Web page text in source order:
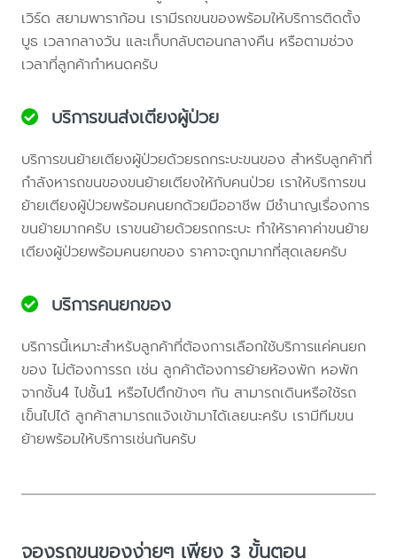
เวิร์ด สยามพาราก้อน เรามีรถขนของพร้อมให้บริการติดตั้ง
บูธ เวลากลางวัน และเก็บกลับตอนกลางคืน หรือตามช่วง
เวลาที่ลูกค้ากำหนดครับ
บริการขนส่งเตียงผู้ป่วย
บริการขนย้ายเตียงผู้ป่วยด้วยรถกระบะขนของ สำหรับลูกค้าที่
กำลังหารถขนของขนย้ายเตียงให้กับคนป่วย เราให้บริการขน
ย้ายเตียงผู้ป่วยพร้อมคนยกด้วยมืออาชีพ มีชำนาญเรื่องการ
ขนย้ายมากครับ เราขนย้ายด้วยรถกระบะ ทำให้ราคาค่าขนย้าย
เตียงผู้ป่วยพร้อมคนยกของ ราคาจะถูกมากที่สุดเลยครับ
บริการคนยกของ
บริการนี้เหมาะสำหรับลูกค้าที่ต้องการเลือกใช้บริการแค่คนยก
ของ ไม่ต้องการรถ เช่น ลูกค้าต้องการย้ายห้องพัก หอพัก
จากชั้น4 ไปชั้น1 หรือไปตึกข้างๆ กัน สามารถเดินหรือใช้รถ
เข็นไปได้ ลูกค้าสามารถแจ้งเข้ามาได้เลยนะครับ เรามีทีมขน
ย้ายพร้อมให้บริการเช่นกันครับ
จองรถขนของง่ายๆ เพียง 3 ขั้นตอน